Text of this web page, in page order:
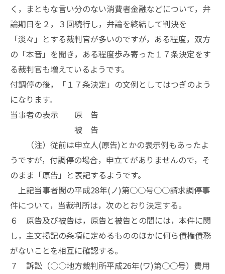
く，まともな言い分のない消費者金融などについて，弁
論期日を２，３回続行し，弁論を終結して判決を
「淡々」とする裁判官が多いのですが，ある程度，双方
の「本音」を聞き，ある程度歩み寄った１７条決定をす
る裁判官も増えているようです。
付調停の後，「１７条決定」の文例としてはつぎのよう
になります。
当事者の表示 原 告
被 告
（注）従前は申立人(原告)とかの表示例もあったよ
うですが，付調停の場合，申立てがありませんので，そ
のまま「原告」と表記するようです。
上記当事者間の平成28年(ノ)第○○号○○請求調停事
件について，当裁判所は，次のとおり決定する。
６ 原告及び被告は，原告と被告との間には，本件に関
し，主文掲記の条項に定めるもののほかに何ら債権債務
がないことを相互に確認する。
７ 訴訟（○○地方裁判所平成26年(ワ)第○○号）費用